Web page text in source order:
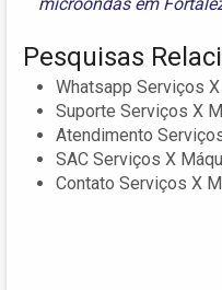
Pesquisas
Whatsapp Serviços
Suporte Serviços X
Atendimento
SAC Serviços X
Contato Serviços X